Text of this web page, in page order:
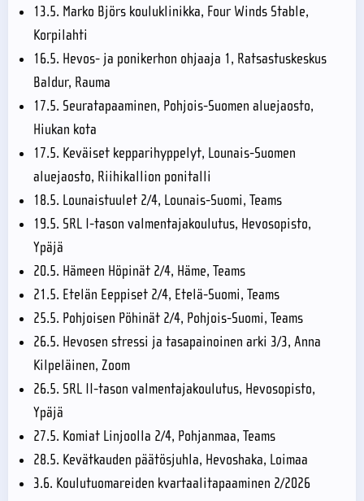
13.5. Marko Björs kouluklinikka, Four Winds Stable,
Korpilahti
16.5. Hevos- ja ponikerhon ohjaaja 1, Ratsastuskeskus
Baldur, Rauma
17.5. Seuratapaaminen, Pohjois-Suomen aluejaosto,
Hiukan kota
17.5. Keväiset kepparihyppelyt, Lounais-Suomen
aluejaosto, Riihikallion ponitalli
18.5. Lounaistuulet 2/4, Lounais-Suomi, Teams
19.5. SRL I-tason valmentajakoulutus, Hevosopisto,
Ypäjä
20.5. Hämeen Höpinät 2/4, Häme, Teams
21.5. Etelän Eeppiset 2/4, Etelä-Suomi, Teams
25.5. Pohjoisen Pöhinät 2/4, Pohjois-Suomi, Teams
26.5. Hevosen stressi ja tasapainoinen arki 3/3, Anna
Kilpeläinen, Zoom
26.5. SRL II-tason valmentajakoulutus, Hevosopisto,
Ypäjä
27.5. Komiat Linjoolla 2/4, Pohjanmaa, Teams
28.5. Kevätkauden päätösjuhla, Hevoshaka, Loimaa
3.6. Koulutuomareiden kvartaalitapaaminen 2/2026